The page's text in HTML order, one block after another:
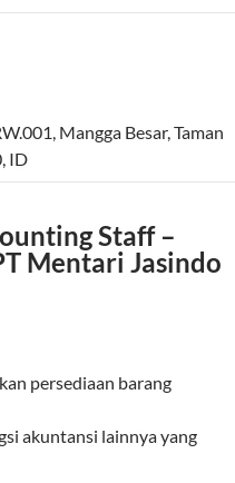
Mangga Besar, Taman
, ID
Staff –
Mentari Jasindo
persediaan barang
akuntansi lainnya yang